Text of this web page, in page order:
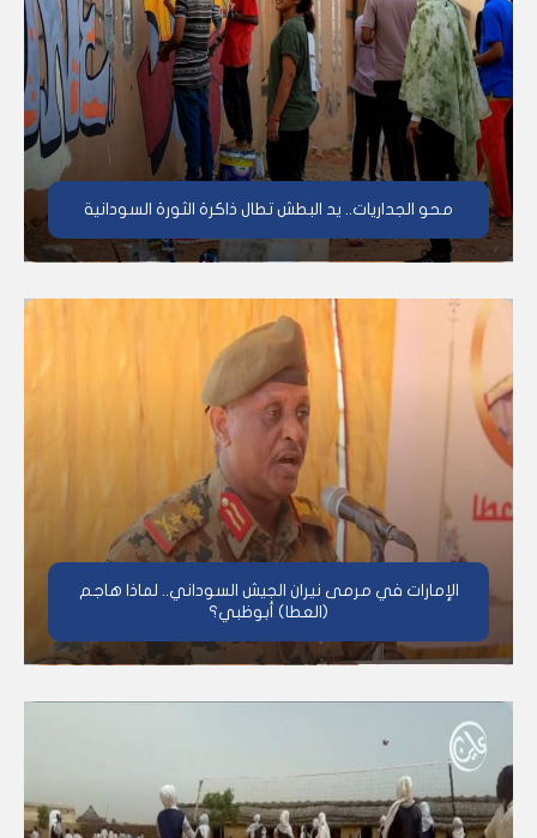
محو الجداريات.. يد البطش تطال ذاكرة الثورة السودانية
الإمارات في مرمى نيران الجيش السوداني.. لماذا هاجم
(العطا) أبوظبي؟